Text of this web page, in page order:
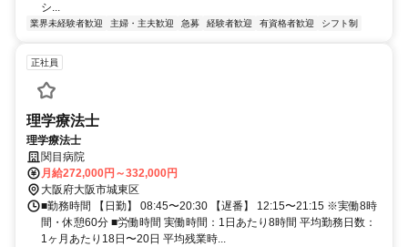
シ...
業界未経験者歓迎 主婦・主夫歓迎 急募 経験者歓迎 有資格者歓迎 シフト制
正社員
理学療法士
理学療法士
関目病院
月給272,000円～332,000円
大阪府大阪市城東区
■勤務時間 【日勤】 08:45〜20:30 【遅番】 12:15〜21:15 ※実働8時
間・休憩60分 ■労働時間 実働時間：1日あたり8時間 平均勤務日数：
1ヶ月あたり18日〜20日 平均残業時...